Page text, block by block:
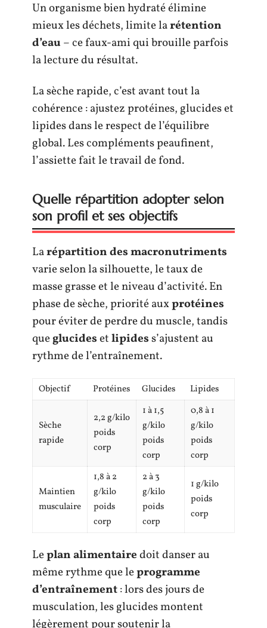
Un organisme bien hydraté élimine
mieux les déchets, limite larétention
d’eau – ce faux-ami qui brouille parfois
la lecture du résultat.
La sèche rapide, c’est avant tout la
cohérence : ajustez protéines, glucides et
lipides dans le respect de l’équilibre
global. Les compléments peaufinent,
l’assiette fait le travail de fond.
Quelle répartition adopter selon
son profil et ses objectifs
Larépartition des macronutriments
varie selon la silhouette, le taux de
masse grasse et le niveau d’activité. En
phase de sèche, priorité auxprotéines
pour éviter de perdre du muscle, tandis
queglucidesetlipidess’ajustent au
rythme de l’entraînement.
Objectif Protéines Glucides Lipides
Sèche
rapide
2,2 g/kilo
poids
corp
1 à 1,5
g/kilo
poids
corp
0,8 à 1
g/kilo
poids
corp
Maintien
musculaire
1,8 à 2
g/kilo
poids
corp
2 à 3
g/kilo
poids
corp
1 g/kilo
poids
corp
Leplan alimentairedoit danser au
même rythme que leprogramme
d’entraînement: lors des jours de
musculation, les glucides montent
légèrement pour soutenir la